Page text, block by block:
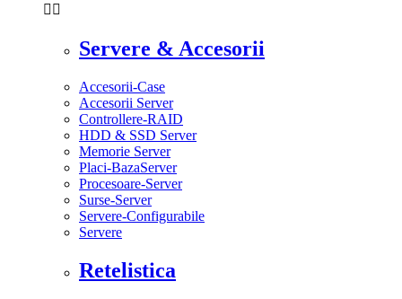
 
Servere & Accesorii
Accesorii-Case
Accesorii Server
Controllere-RAID
HDD & SSD Server
Memorie Server
Placi-BazaServer
Procesoare-Server
Surse-Server
Servere-Configurabile
Servere
Retelistica